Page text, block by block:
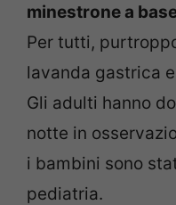
minestrone a
Per tutti,
lavanda gastrica
Gli adulti hanno
notte in
i bambini sono
pediatria.